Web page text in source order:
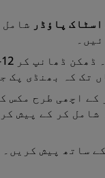
پاؤڈر شامل
تک کہ بھنڈی پک
اچھی طرح مکس
کر کے پیش
ساتھ پیش کریں۔